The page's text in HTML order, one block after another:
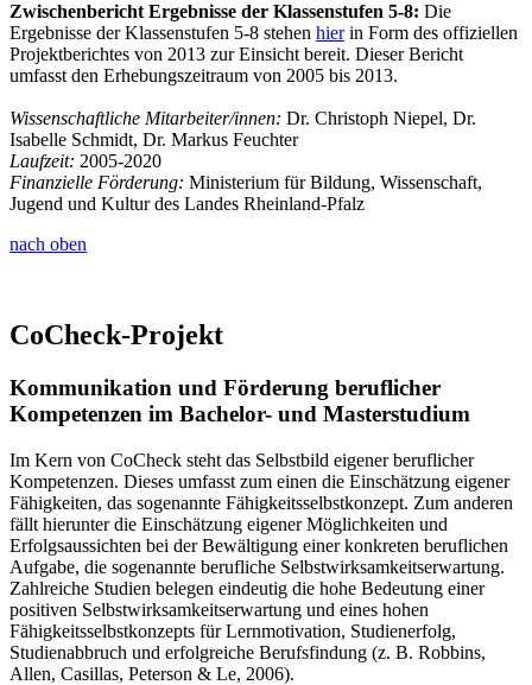
Zwischenbericht Ergebnisse der Klassenstufen 5-8: Die
Ergebnisse der Klassenstufen 5-8 stehen hierin Form des offiziellen
Projektberichtes von 2013 zur Einsicht bereit. Dieser Bericht
umfasst den Erhebungszeitraum von 2005 bis 2013.
Wissenschaftliche Mitarbeiter/innen: Dr. Christoph Niepel, Dr.
Isabelle Schmidt, Dr. Markus Feuchter
Laufzeit: 2005-2020
Finanzielle Förderung: Ministerium für Bildung, Wissenschaft,
Jugend und Kultur des Landes Rheinland-Pfalz
nach oben
CoCheck-Projekt
Kommunikation und Förderung beruflicher
Kompetenzen im Bachelor- und Masterstudium
Im Kern von CoCheck steht das Selbstbild eigener beruflicher
Kompetenzen. Dieses umfasst zum einen die Einschätzung eigener
Fähigkeiten, das sogenannte Fähigkeitsselbstkonzept. Zum anderen
fällt hierunter die Einschätzung eigener Möglichkeiten und
Erfolgsaussichten bei der Bewältigung einer konkreten beruflichen
Aufgabe, die sogenannte berufliche Selbstwirksamkeitserwartung.
Zahlreiche Studien belegen eindeutig die hohe Bedeutung einer
positiven Selbstwirksamkeitserwartung und eines hohen
Fähigkeitsselbstkonzepts für Lernmotivation, Studienerfolg,
Studienabbruch und erfolgreiche Berufsfindung (z. B. Robbins,
Allen, Casillas, Peterson & Le, 2006).